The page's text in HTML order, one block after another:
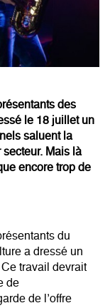
des
le 18 juillet un
saluent la
Mais là
encore trop de
du
a dressé un
travail devrait
de
de l’offre